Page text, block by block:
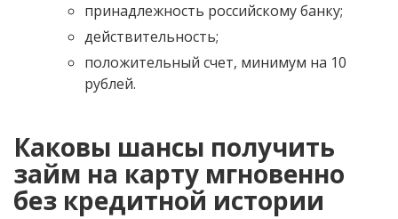
принадлежность российскому банку;
действительность;
положительный счет, минимум на 10
рублей.
Каковы шансы получить
займ на карту мгновенно
без кредитной истории